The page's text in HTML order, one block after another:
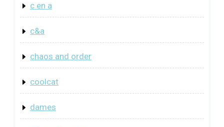
c en a
c&a
chaos and order
coolcat
dames